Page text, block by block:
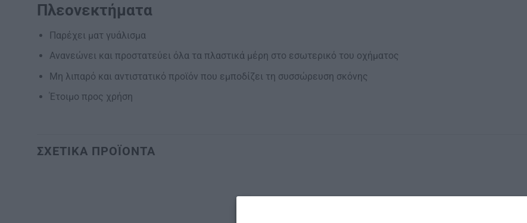
Πλεονεκτήματα
Παρέχει ματ γυάλισμα
Ανανεώνει και προστατεύει όλα τα πλαστικά μέρη στο εσωτερικό του οχήματος
Μη λιπαρό και αντιστατικό προϊόν που εμποδίζει τη συσσώρευση σκόνης
Έτοιμο προς χρήση
ΣΧΕΤΙΚΆ ΠΡΟΪΌΝΤΑ